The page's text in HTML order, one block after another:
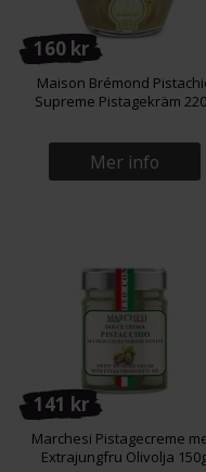
160 kr
Maison Brémond
Supreme Pistagekräm
Mer info
141 kr
Marchesi Pistagecreme
Extrajungfru Olivolja